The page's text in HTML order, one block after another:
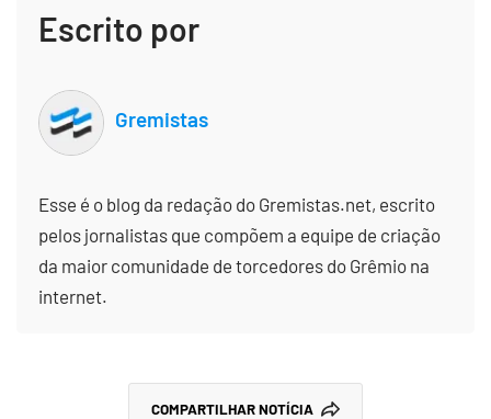
Escrito por
Gremistas
Esse é o blog da redação do Gremistas.net, escrito
pelos jornalistas que compõem a equipe de criação
da maior comunidade de torcedores do Grêmio na
internet.
COMPARTILHAR NOTÍCIA